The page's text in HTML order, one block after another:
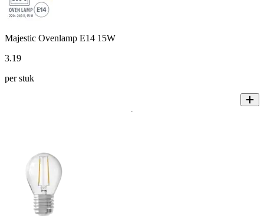
Majestic Ovenlamp E14 15W
3.19
per stuk